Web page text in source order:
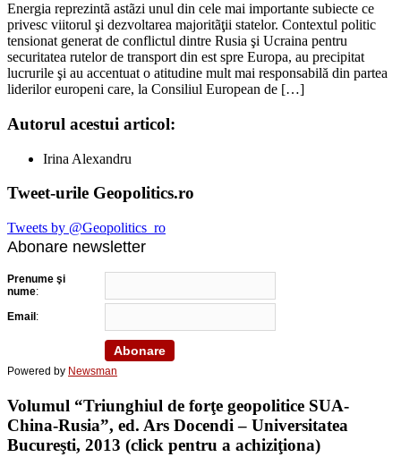
Energia reprezintã astãzi unul din cele mai importante subiecte ce
privesc viitorul şi dezvoltarea majoritãţii statelor. Contextul politic
tensionat generat de conflictul dintre Rusia şi Ucraina pentru
securitatea rutelor de transport din est spre Europa, au precipitat
lucrurile şi au accentuat o atitudine mult mai responsabilă din partea
liderilor europeni care, la Consiliul European de […]
Autorul acestui articol:
Irina Alexandru
Tweet-urile Geopolitics.ro
Tweets by @Geopolitics_ro
Abonare newsletter
Prenume şi
nume:
Email :
Powered by Newsman
Volumul “Triunghiul de forţe geopolitice SUA-
China-Rusia”, ed. Ars Docendi – Universitatea
Bucureşti, 2013 (click pentru a achiziţiona)